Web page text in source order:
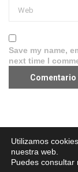
Save my name,
next time I
Aviso legal·
Utilizamos
nuestra web.
Puedes consultar